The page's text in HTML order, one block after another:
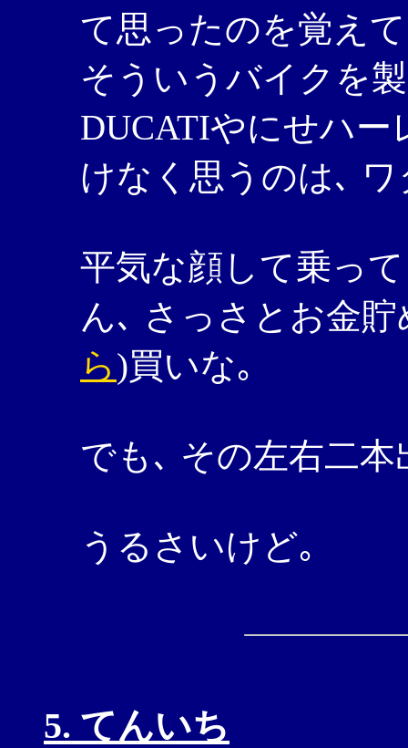
て思ったのを覚え
そういうバイクを
DUCATIやにせハー
けなく思うのは､
平気な顔して乗っ
ん､ さっさとお金
ら)買いな｡
でも､ その左右二
うるさいけど｡
5. てんいち